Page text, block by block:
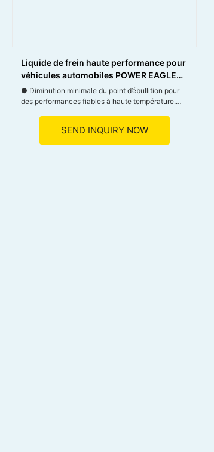
Liquide de frein haute performance pour
véhicules automobiles POWER EAGLE
DOT-4
● Diminution minimale du point d’ébullition pour
des performances fiables à haute température.
remplissage, simplifiant ainsi l&39;entretien.
SEND INQUIRY NOW